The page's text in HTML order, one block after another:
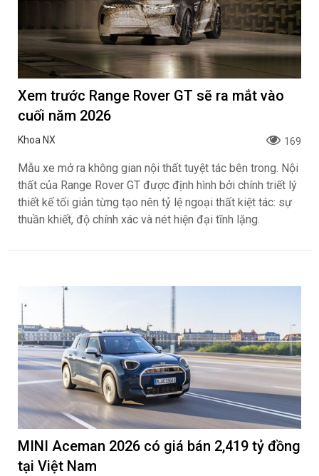
Xem trước Range Rover GT sẽ ra mắt vào
cuối năm 2026
Khoa NX 169
Mẫu xe mở ra không gian nội thất tuyệt tác bên trong. Nội
thất của Range Rover GT được định hình bởi chính triết lý
thiết kế tối giản từng tạo nên tỷ lệ ngoại thất kiệt tác: sự
thuần khiết, độ chính xác và nét hiện đại tĩnh lặng.
MINI Aceman 2026 có giá bán 2,419 tỷ đồng
tại Việt Nam